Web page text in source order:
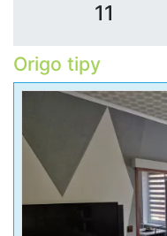
11
Origo tipy